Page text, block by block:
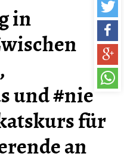
in
und #nie
für
an